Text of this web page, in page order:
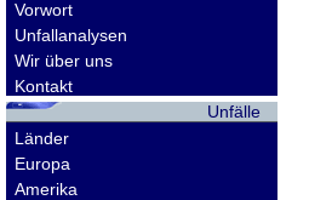
Vorwort
Unfallanalysen
Wir über uns
Kontakt
Unfälle
Länder
Europa
Amerika